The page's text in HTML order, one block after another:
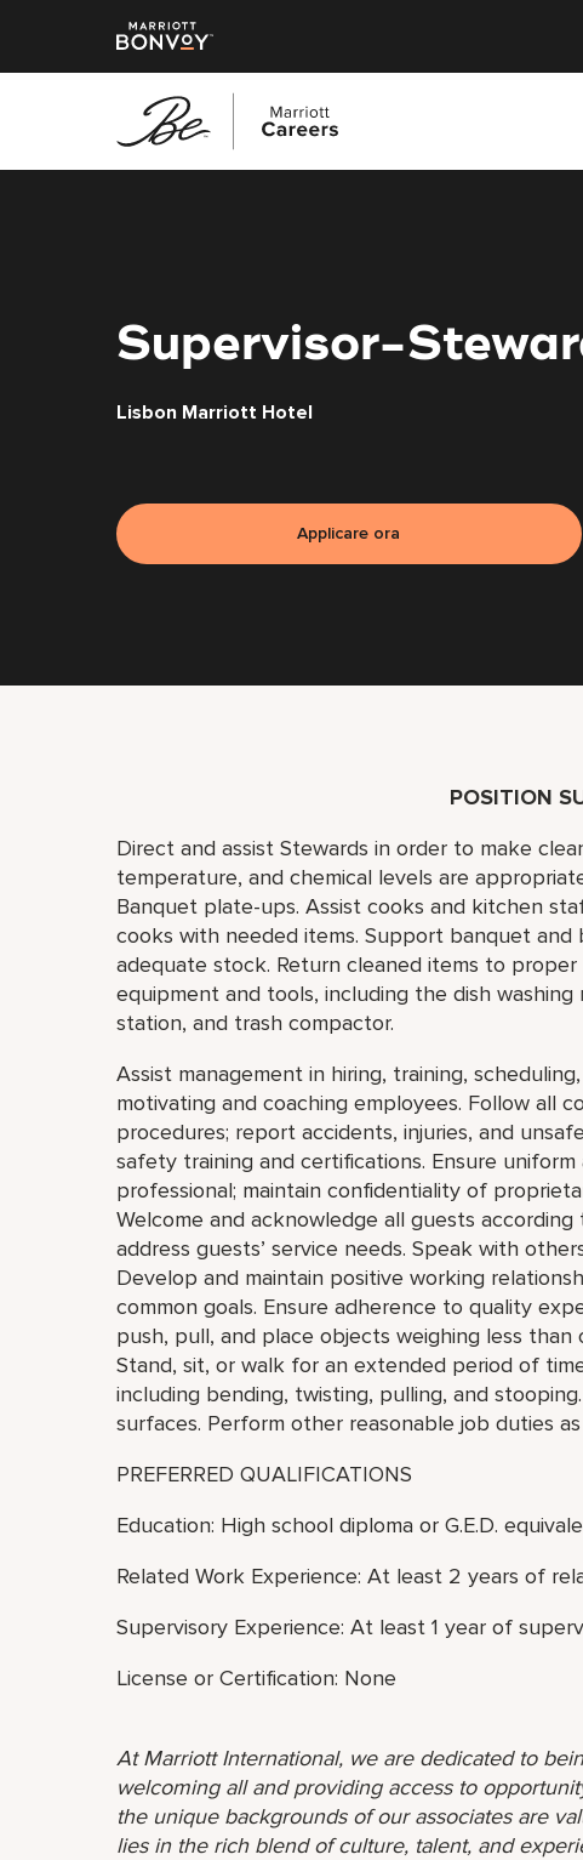
Supervisor-
Lisbon Marriott Hotel
Applicare ora
POSITION
Direct and assist Stewards in order to make
temperature, and chemical levels are
Banquet plate-ups. Assist cooks and kitchen
cooks with needed items. Support banquet
adequate stock. Return cleaned items to
equipment and tools, including the dish
station, and trash compactor.
Assist management in hiring, training,
motivating and coaching employees. Follow all
procedures; report accidents, injuries, and
safety training and certifications. Ensure
professional; maintain confidentiality of
Welcome and acknowledge all guests
address guests’ service needs. Speak with
Develop and maintain positive working
common goals. Ensure adherence to quality
push, pull, and place objects weighing less
Stand, sit, or walk for an extended period of
including bending, twisting, pulling, and
surfaces. Perform other reasonable job duties
PREFERRED QUALIFICATIONS
Education: High school diploma or G.E.D.
Related Work Experience: At least 2 years of
Supervisory Experience: At least 1 year of
License or Certification: None
At Marriott International, we are dedicated to
welcoming all and providing access to
the unique backgrounds of our associates are
lies in the rich blend of culture, talent, and